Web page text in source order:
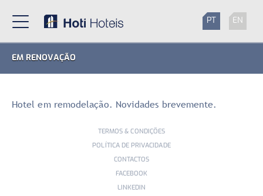
PT EN
EM RENOVAÇÃO
Hotel em remodelação. Novidades brevemente.
TERMOS & CONDIÇÕES
POLÍTICA DE PRIVACIDADE
CONTACTOS
FACEBOOK
LINKEDIN